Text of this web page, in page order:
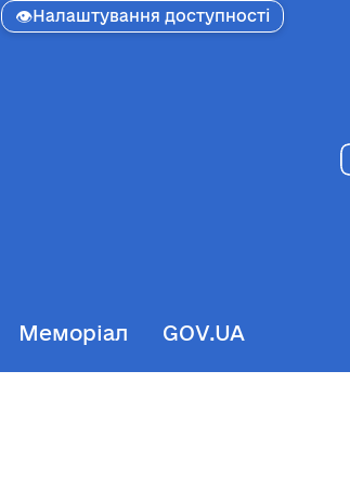
👁Налаштування доступності
Меморіал GOV.UA